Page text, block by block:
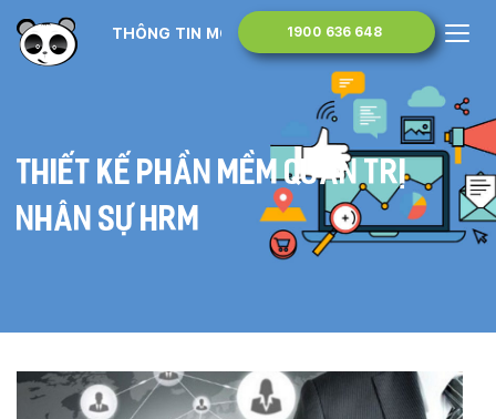
1900 636 648
THÔNG TIN MONA MEDIA
Thiết kế phần mềm quản trị
nhân sự HRM